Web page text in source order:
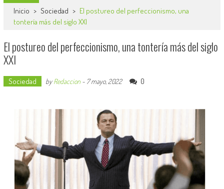
Inicio > Sociedad > El postureo del perfeccionismo, una
tontería más del siglo XXI
El postureo del perfeccionismo, una tontería más del siglo
XXI
Sociedad byRedaccion- 7 mayo, 2022 0